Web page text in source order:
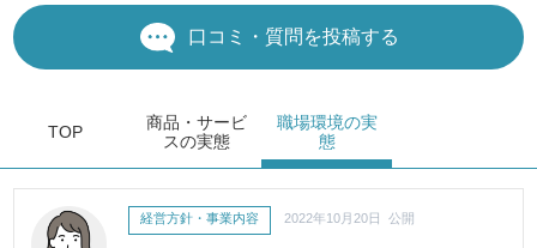
口コミ・質問を投稿する
TOP
商品・サービ
スの実態
職場環境の実
態
経営方針・事業内容 2022年10月20日 公開